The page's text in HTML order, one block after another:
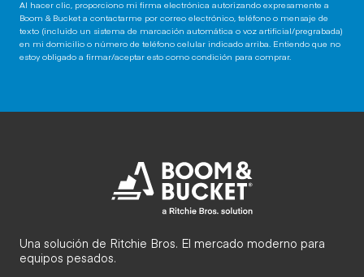
Al hacer clic, proporciono mi firma electrónica autorizando expresamente a
Boom & Bucket a contactarme por correo electrónico, teléfono o mensaje de
texto (incluido un sistema de marcación automática o voz artificial/pregrabada)
en mi domicilio o número de teléfono celular indicado arriba. Entiendo que no
estoy obligado a firmar/aceptar esto como condición para comprar.
Una solución de Ritchie Bros. El mercado moderno para
equipos pesados.